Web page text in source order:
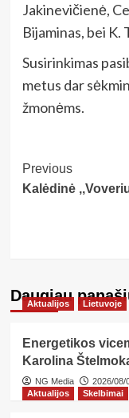
Jakinevičienė,
Bijaminas, bei K.
Susirinkimas
metus dar
žmonėms.
Post
Previous
Kalėdinė
Daugiau
Aktualijos Lietuvoje
Energetikos
Karolina
NG Media
2026/08/
Aktualijos
Skelbimai